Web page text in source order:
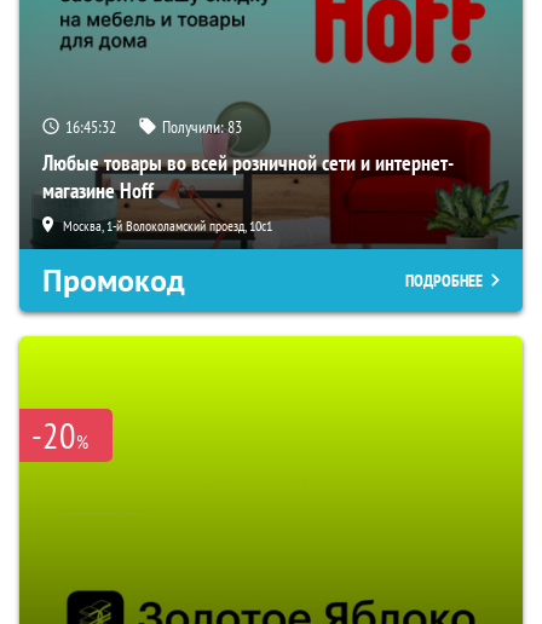
16:45:31 Получили:83
Любые товары во всей розничной сети и интернет-
магазине Hoff
Москва, 1-й Волоколамский проезд, 10с1
Промокод ПОДРОБНЕЕ
-20%